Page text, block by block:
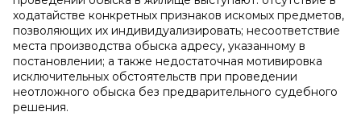
ходатайстве конкретных признаков искомых предметов,
позволяющих их индивидуализировать; несоответствие
места производства обыска адресу, указанному в
постановлении; а также недостаточная мотивировка
исключительных обстоятельств при проведении
неотложного обыска без предварительного судебного
решения.